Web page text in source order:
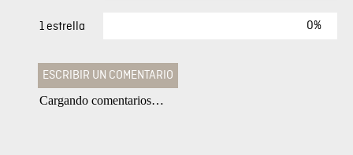
1 estrella 0%
ESCRIBIR UN COMENTARIO
Cargando comentarios…